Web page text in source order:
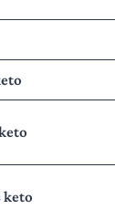
keto